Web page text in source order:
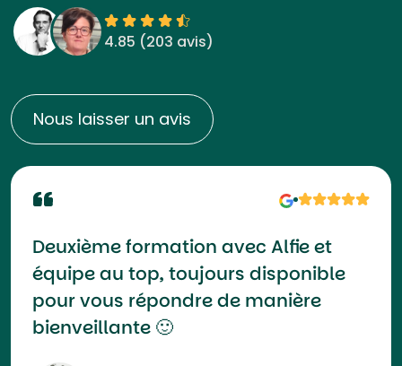
4.85 (203 avis)
Nous laisser un avis
Deuxième formation avec Alfie et
équipe au top, toujours disponible
pour vous répondre de manière
bienveillante 🙂